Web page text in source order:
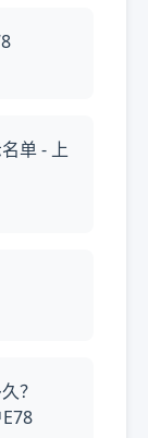
单 - 上
？